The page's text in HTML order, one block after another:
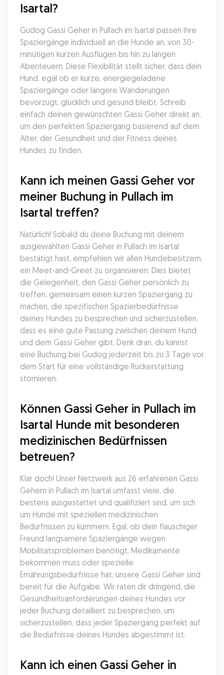
Isartal?
Gudog Gassi Geher in Pullach im Isartal passen ihre
Spaziergänge individuell an die Hunde an, von 30-
minütigen kurzen Ausflügen bis hin zu langen
Abenteuern. Diese Flexibilität stellt sicher, dass dein
Hund, egal ob er kurze, energiegeladene
Spaziergänge oder längere Wanderungen
bevorzugt, glücklich und gesund bleibt. Schreib
einfach deinen gewünschten Gassi Geher direkt an,
um den perfekten Spaziergang basierend auf dem
Alter, der Gesundheit und der Fitness deines
Hundes zu finden.
Kann ich meinen Gassi Geher vor
meiner Buchung in Pullach im
Isartal treffen?
Natürlich! Sobald du deine Buchung mit deinem
ausgewählten Gassi Geher in Pullach im Isartal
bestätigt hast, empfehlen wir allen Hundebesitzern,
ein Meet-and-Greet zu organisieren. Dies bietet
die Gelegenheit, den Gassi Geher persönlich zu
treffen, gemeinsam einen kurzen Spaziergang zu
machen, die spezifischen Spazierbedürfnisse
deines Hundes zu besprechen und sicherzustellen,
dass es eine gute Passung zwischen deinem Hund
und dem Gassi Geher gibt. Denk dran, du kannst
eine Buchung bei Gudog jederzeit bis zu 3 Tage vor
dem Start für eine vollständige Rückerstattung
stornieren.
Können Gassi Geher in Pullach im
Isartal Hunde mit besonderen
medizinischen Bedürfnissen
betreuen?
Klar doch! Unser Netzwerk aus 26 erfahrenen Gassi
Gehern in Pullach im Isartal umfasst viele, die
bestens ausgestattet und qualifiziert sind, um sich
um Hunde mit speziellen medizinischen
Bedürfnissen zu kümmern. Egal, ob dein flauschiger
Freund langsamere Spaziergänge wegen
Mobilitätsproblemen benötigt, Medikamente
bekommen muss oder spezielle
Ernährungsbedürfnisse hat, unsere Gassi Geher sind
bereit für die Aufgabe. Wir raten dir dringend, die
Gesundheitsanforderungen deines Hundes vor
jeder Buchung detailliert zu besprechen, um
sicherzustellen, dass jeder Spaziergang perfekt auf
die Bedürfnisse deines Hundes abgestimmt ist.
Kann ich einen Gassi Geher in